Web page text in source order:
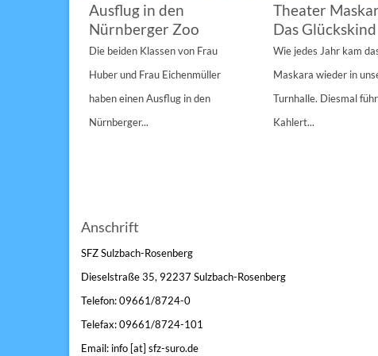
Ausflug in den
Nürnberger Zoo
Die beiden Klassen von Frau
Huber und Frau Eichenmüller
haben einen Ausflug in den
Nürnberger...
Theater
Das Glückskind
Wie jedes Jahr kam
Maskara wieder in
Turnhalle. Diesmal
Kahlert...
Anschrift
SFZ Sulzbach-Rosenberg
Dieselstraße 35, 92237 Sulzbach-Rosenberg
Telefon: 09661/8724-0
Telefax: 09661/8724-101
Email: info [at] sfz-suro.de